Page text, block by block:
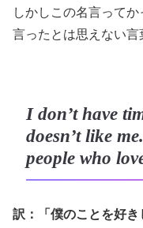
しかしこの名言って
言ったとは思えない言
I don’t have
doesn’t like
people who
訳：「僕のことを好